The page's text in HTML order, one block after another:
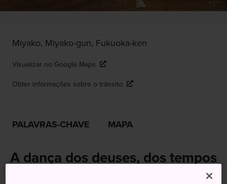
Miyako, Miyako-gun, Fukuoka-ken
Visualizar no Google Maps
Obter informações sobre o trânsito
PALAVRAS-CHAVE MAPA
A dança dos deuses, dos tempos